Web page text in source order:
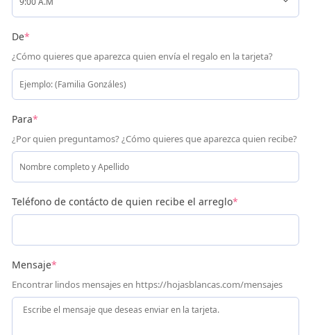
De*
¿Cómo quieres que aparezca quien envía el regalo en la tarjeta?
Para*
¿Por quien preguntamos? ¿Cómo quieres que aparezca quien recibe?
Teléfono de contácto de quien recibe el arreglo*
Mensaje*
Encontrar lindos mensajes en https://hojasblancas.com/mensajes